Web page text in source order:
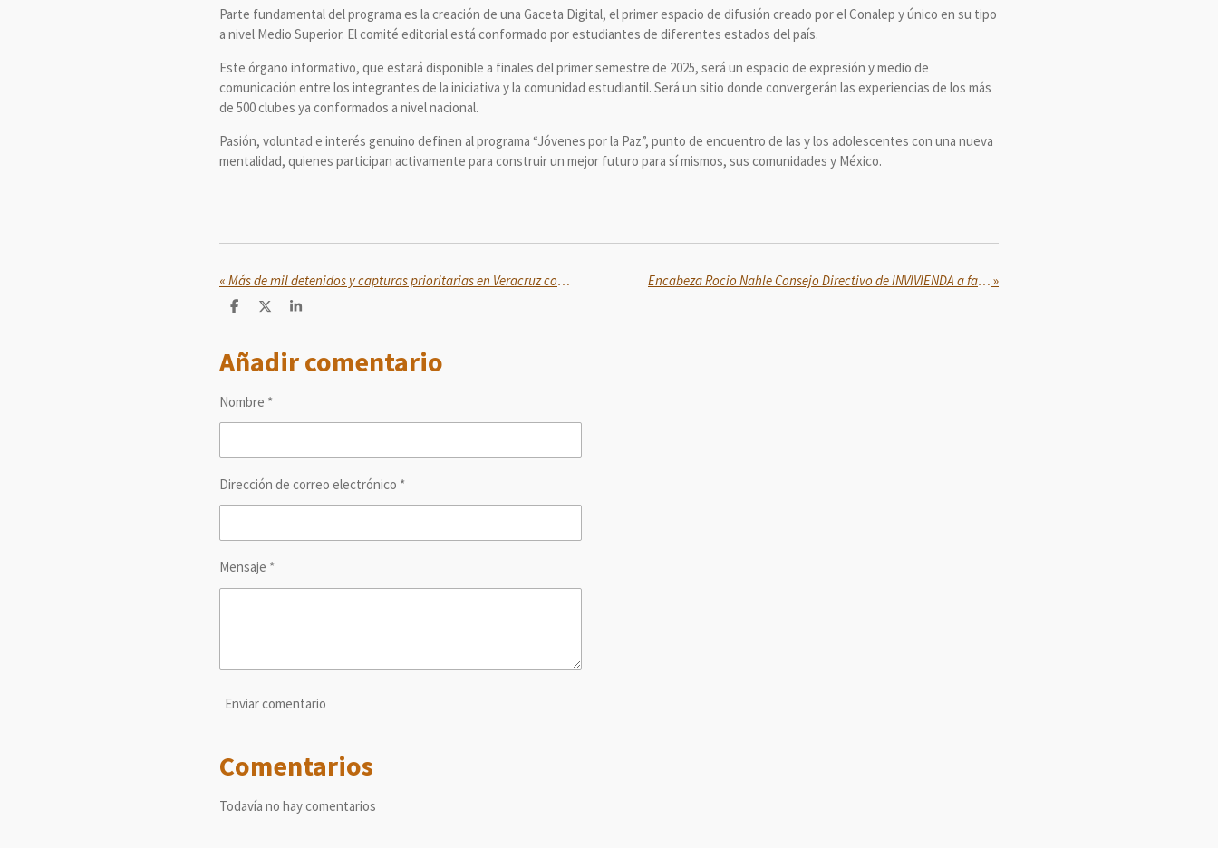
Parte fundamental del programa es la creación de una Gaceta Digital, el primer espacio de difusión creado por el Conalep y único en su tipo
a nivel Medio Superior. El comité editorial está conformado por estudiantes de diferentes estados del país.
Este órgano informativo, que estará disponible a finales del primer semestre de 2025, será un espacio de expresión y medio de
comunicación entre los integrantes de la iniciativa y la comunidad estudiantil. Será un sitio donde convergerán las experiencias de los más
de 500 clubes ya conformados a nivel nacional.
Pasión, voluntad e interés genuino definen al programa “Jóvenes por la Paz”, punto de encuentro de las y los adolescentes con una nueva
mentalidad, quienes participan activamente para construir un mejor futuro para sí mismos, sus comunidades y México.
« Más de mil detenidos y capturas prioritarias en Veracruz con apoyo del Gobierno federal Encabeza Rocio Nahle Consejo Directivo de INVIVIENDA a favor de la certeza patrimonial »
C
p
a
i
r
C
a
r
C
a
r
Añadir comentario
Nombre *
Dirección de correo electrónico *
Mensaje *
Enviar comentario
Comentarios
Todavía no hay comentarios